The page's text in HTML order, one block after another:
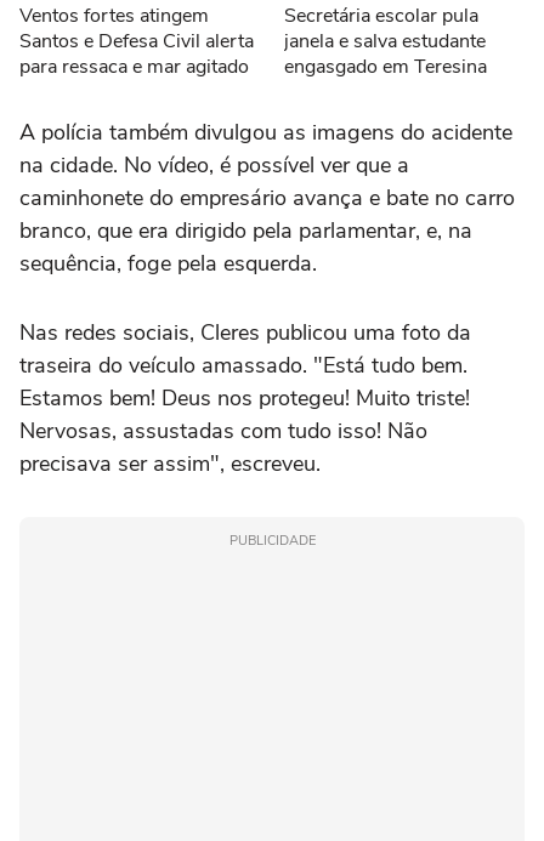
Ventos fortes atingem
Santos e Defesa Civil alerta
para ressaca e mar agitado
Secretária escolar pula
janela e salva estudante
engasgado em Teresina
A polícia também divulgou as imagens do acidente
na cidade. No vídeo, é possível ver que a
caminhonete do empresário avança e bate no carro
branco, que era dirigido pela parlamentar, e, na
sequência, foge pela esquerda.
Nas redes sociais, Cleres publicou uma foto da
traseira do veículo amassado. "Está tudo bem.
Estamos bem! Deus nos protegeu! Muito triste!
Nervosas, assustadas com tudo isso! Não
precisava ser assim", escreveu.
PUBLICIDADE